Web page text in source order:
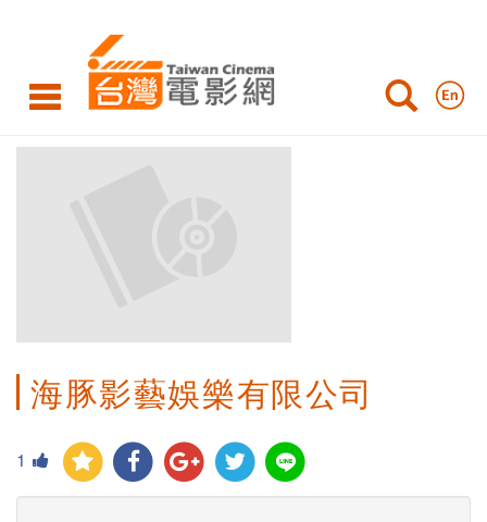
海豚影藝娛樂有限公司
1